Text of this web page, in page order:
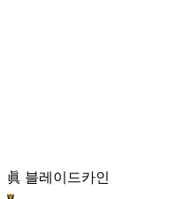
眞 블레이드카인